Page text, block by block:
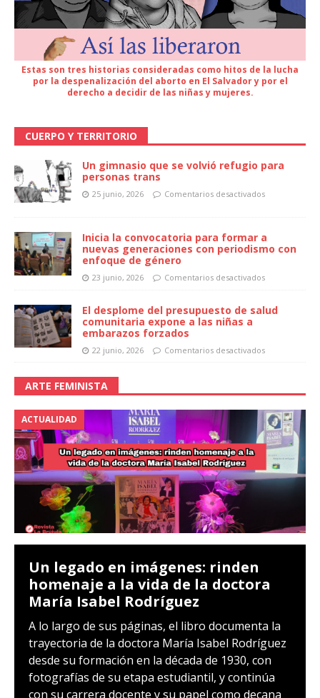
Estas son tres historias consideradas como hitos de la lucha
por la despenalización del aborto en El Salvador y por el
derecho a decidir de las niñas y mujeres.
CUERPO Y TERRITORIO
Un gimnasio que se volvió refugio para
personas trans
25 junio, 2026 Comentarios desactivados
Inicia la convocatoria para formar a
nuevas generaciones con periodismo con
enfoque de género
23 junio, 2026 Comentarios desactivados
El desplome del presupuesto de salud
comunitaria expone a las niñas a
embarazos forzados
22 junio, 2026 Comentarios desactivados
ARTE FEMINISTA
ACTUALIDAD
Un legado en imágenes: rinden
homenaje a la vida de la doctora
María Isabel Rodríguez
A lo largo de sus páginas, el libro documenta la
trayectoria de la doctora María Isabel Rodríguez
desde su formación en la década de 1930, con
fotografías de su etapa estudiantil, y continúa
con su carrera docente y su papel como decana